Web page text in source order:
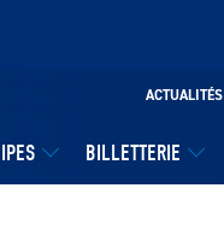
BILLETTERIE
ACTUALITÉS